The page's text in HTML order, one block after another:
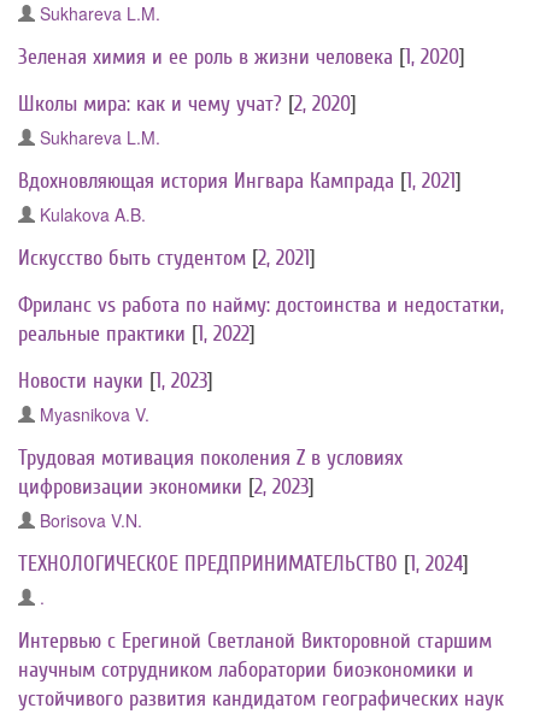
Sukhareva L.M.
Зеленая химия и ее роль в жизни человека [1, 2020]
Школы мира: как и чему учат? [2, 2020]
Sukhareva L.M.
Вдохновляющая история Ингвара Кампрада [1, 2021]
Kulakova A.B.
Искусство быть студентом [2, 2021]
Фриланс vs работа по найму: достоинства и недостатки,
реальные практики [1, 2022]
Новости науки [1, 2023]
Myasnikova V.
Трудовая мотивация поколения Z в условиях
цифровизации экономики [2, 2023]
Borisova V.N.
ТЕХНОЛОГИЧЕСКОЕ ПРЕДПРИНИМАТЕЛЬСТВО [1, 2024]
.
Интервью с Ерегиной Светланой Викторовной старшим
научным сотрудником лаборатории биоэкономики и
устойчивого развития кандидатом географических наук